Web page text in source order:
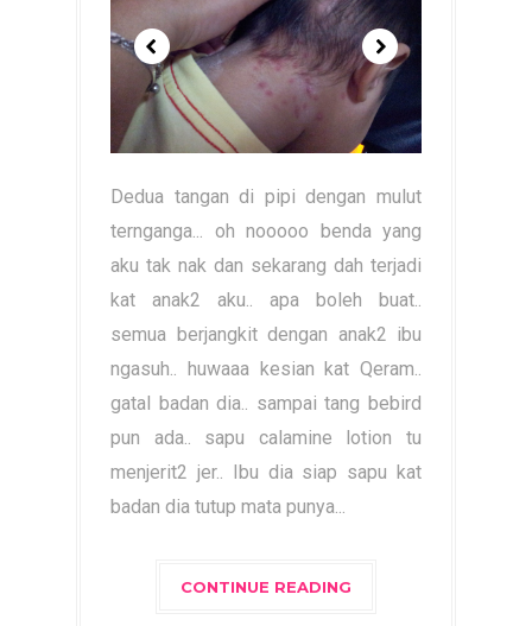
Dedua tangan di pipi dengan mulut
ternganga... oh nooooo benda yang
aku tak nak dan sekarang dah terjadi
kat anak2 aku.. apa boleh buat..
semua berjangkit dengan anak2 ibu
ngasuh.. huwaaa kesian kat Qeram..
gatal badan dia.. sampai tang bebird
pun ada.. sapu calamine lotion tu
menjerit2 jer.. Ibu dia siap sapu kat
badan dia tutup mata punya...
CONTINUE READING